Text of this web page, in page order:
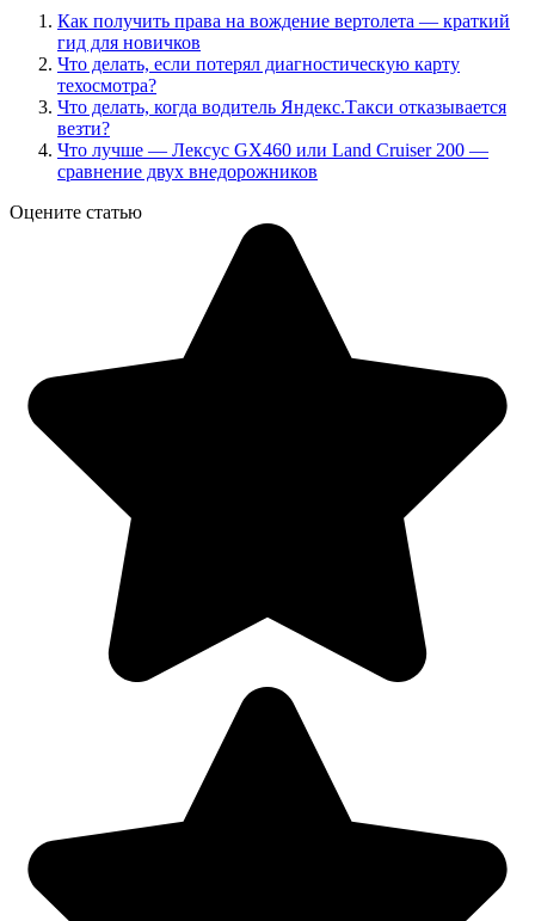
Как получить права на вождение вертолета — краткий
гид для новичков
Что делать, если потерял диагностическую карту
техосмотра?
Что делать, когда водитель Яндекс.Такси отказывается
везти?
Что лучше — Лексус GX460 или Land Cruiser 200 —
сравнение двух внедорожников
Оцените статью